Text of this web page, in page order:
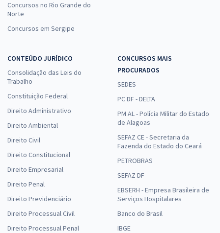
Concursos no Rio Grande do
Norte
Concursos em Sergipe
CONTEÚDO JURÍDICO
Consolidação das Leis do
Trabalho
Constituição Federal
Direito Administrativo
Direito Ambiental
Direito Civil
Direito Constitucional
Direito Empresarial
Direito Penal
Direito Previdenciário
Direito Processual Civil
Direito Processual Penal
CONCURSOS MAIS
PROCURADOS
SEDES
PC DF - DELTA
PM AL - Polícia Militar do Estado
de Alagoas
SEFAZ CE - Secretaria da
Fazenda do Estado do Ceará
PETROBRAS
SEFAZ DF
EBSERH - Empresa Brasileira de
Serviços Hospitalares
Banco do Brasil
IBGE